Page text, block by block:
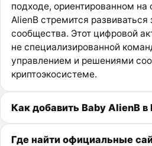
подходе, ориентированном на
AlienB стремится
сообщества. Этот цифровой
не специализированной
управлением и решениями
криптоэкосистеме.
Как добавить Baby AlienB в
Где найти официальные